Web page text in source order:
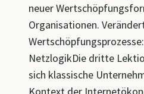
neuer
Organisationen.
NetzlogikDie dritte
sich klassische
Kontext der